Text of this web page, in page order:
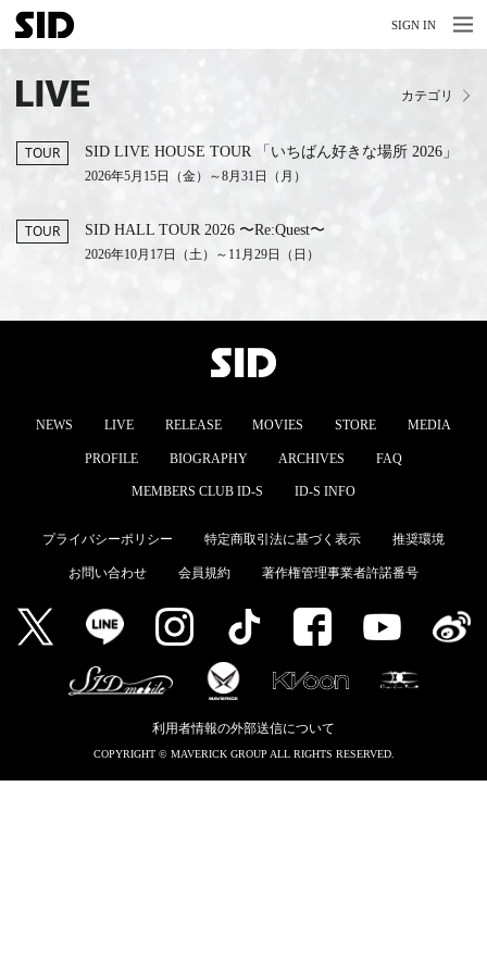
SIGN IN
NEWS
RELEASE
STORE
BIOGRAPHY
ARCHIVES
ID-S INFO
日本語
カテゴリ
TOUR SID LIVE HOUSE TOUR 「いちばん好きな場所 2026」
2026年5月15日（金）～8月31日（月）
TOUR SID HALL TOUR 2026 〜Re:Quest〜
2026年10月17日（土）～11月29日（日）
NEWS LIVE RELEASE MOVIES STORE MEDIA
PROFILE BIOGRAPHY ARCHIVES FAQ
MEMBERS CLUB ID-S ID-S INFO
プライバシーポリシー 特定商取引法に基づく表示 推奨環境
お問い合わせ 会員規約 著作権管理事業者許諾番号
利用者情報の外部送信について
COPYRIGHT © MAVERICK GROUP ALL RIGHTS RESERVED.